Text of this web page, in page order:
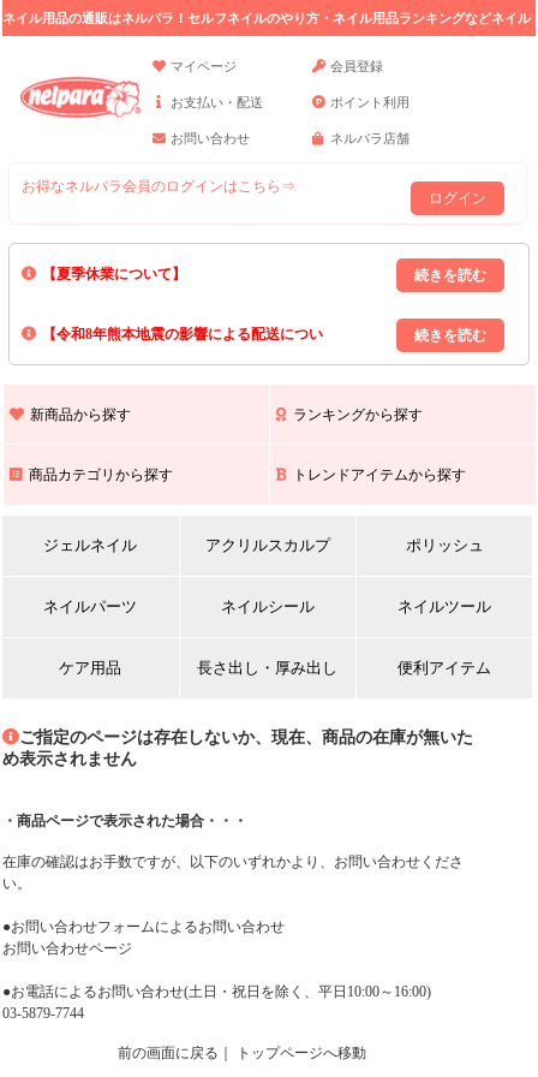
ネイル用品の通販はネルパラ！セルフネイルのやり方・ネイル用品ランキングなどネイル
マイページ
会員登録
お支払い・配送 ポイント利用
お問い合わせ ネルパラ店舗
お得なネルパラ会員のログインはこちら⇒
ログイン
【夏季休業について】
8/13(木)～8/16(日)の間｢出荷業務・お問い合わせ業務｣はお休みいたしま
上記期間中のご注文・お問い合わせは8/17(月)以降の対応となりますので
【令和8年熊本地震の影響による配送につい
また､ 九州全域でお荷物のお届けに遅延が生じております｡
新商品から探す ランキングから探す
商品カテゴリから探す トレンドアイテムから探す
ジェルネイル アクリルスカルプ ポリッシュ
ネイルパーツ ネイルシール ネイルツール
ケア用品 長さ出し・厚み出し 便利アイテム
ご指定のページは存在しないか、現在、商品の在庫が無いた
め表示されません
・商品ページで表示された場合・・・
在庫の確認はお手数ですが、以下のいずれかより、お問い合わせくださ
い。
●お問い合わせフォームによるお問い合わせ
お問い合わせページ
●お電話によるお問い合わせ(土日・祝日を除く、平日10:00～16:00)
03-5879-7744
前の画面に戻る トップページへ移動